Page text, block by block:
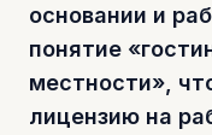
основании и
понятие
местности»,
лицензию на